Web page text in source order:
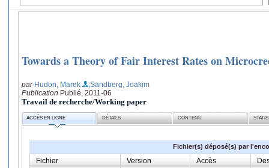
Towards a Theory of Fair Interest Rates on
par Hudon, Marek
;Sandberg, Joakim
Publication Publié, 2011-06
Travail de recherche/Working paper
ACCÈS EN LIGNE DÉTAILS CONTENU
Fichier(s) déposé(s) par
Fichier Version Accès